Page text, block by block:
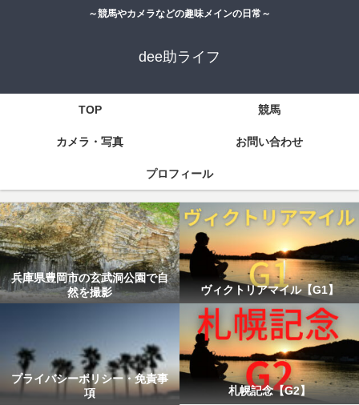
～競馬やカメラなどの趣味メインの日常～
dee助ライフ
TOP 競馬
カメラ・写真 お問い合わせ
プロフィール
兵庫県豊岡市の玄武洞公園で自
然を撮影
ヴィクトリアマイル【G1】
プライバシーポリシー・免責事
項
札幌記念【G2】